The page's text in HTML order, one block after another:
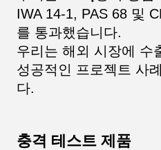
IWA 14-1, PAS 68 및
를 통과했습니다.
우리는 해외 시장에 수
성공적인 프로젝트 사
다.
충격 테스트 제품